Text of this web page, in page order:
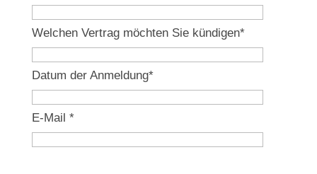
Welchen Vertrag möchten Sie kündigen*
Datum der Anmeldung*
E-Mail *